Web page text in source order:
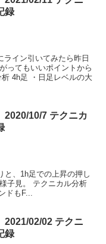
録
イン引いてみたら昨日
ってもいいポイントから
4h足 ・日足レベルの大
2020/10/7 テクニカ
と、1h足での上昇の押し
子見。 テクニカル分析
ドもF...
2021/02/02 テクニ
録